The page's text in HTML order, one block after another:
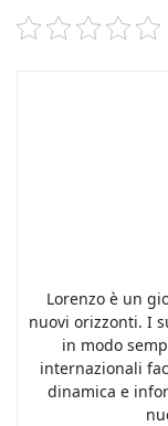
Lorenzo è un
nuovi orizzonti. I
in modo
internazionali
dinamica e